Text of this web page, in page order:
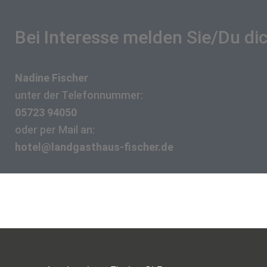
Bei Interesse melden Sie/Du
Nadine Fischer
unter der Telefonnummer:
05723 94050
oder per Mail an:
hotel@landgasthaus-fischer.de